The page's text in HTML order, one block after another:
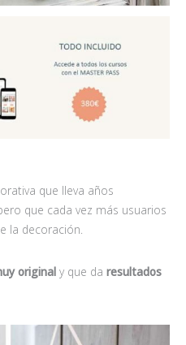
que lleva años
que cada vez más usuarios
la decoración.
original y que da resultados